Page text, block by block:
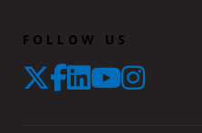
FOLLOW US